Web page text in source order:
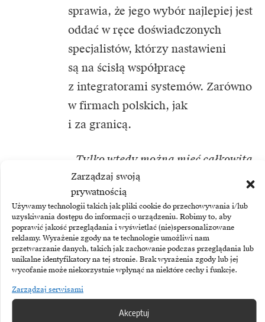
Zarządzaj swoją
prywatnością
Używamy technologii takich jak pliki cookie do przechowywania i/lub
uzyskiwania dostępu do informacji o urządzeniu. Robimy to, aby
poprawić jakość przeglądania i wyświetlać (nie)spersonalizowane
reklamy. Wyrażenie zgody na te technologie umożliwi nam
przetwarzanie danych, takich jak zachowanie podczas przeglądania lub
unikalne identyfikatory na tej stronie. Brak wyrażenia zgody lub jej
wycofanie może niekorzystnie wpłynąć na niektóre cechy i funkcje.
Zarządzaj serwisami
Akceptuj
sprawia, że jego wybór najlepiej jest
oddać w ręce doświadczonych
specjalistów, którzy nastawieni
są na ścisłą współpracę
z integratorami systemów. Zarówno
w firmach polskich, jak
i za granicą.
– Tylko wtedy można mieć całkowitą
pewność, że wybrane rozwiązanie
będzie nie tylko doskonale
zintegrowane z urządzeniami
i systemami produkcji, ale będzie
także zoptymalizowane
pod względem kosztów i wymagań
wynikających z parametrów linii
technologicznych, transportujących